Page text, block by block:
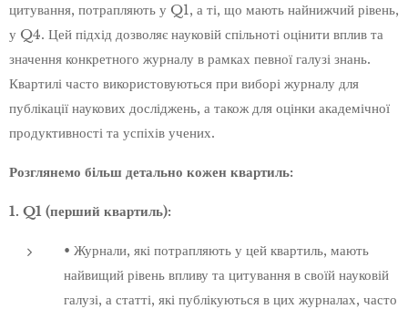
цитування, потрапляють у Q1, а ті, що мають найнижчий рівень,
у Q4. Цей підхід дозволяє науковій спільноті оцінити вплив та
значення конкретного журналу в рамках певної галузі знань.
Квартилі часто використовуються при виборі журналу для
публікації наукових досліджень, а також для оцінки академічної
продуктивності та успіхів учених.
Розглянемо більш детально кожен квартиль:
1. Q1 (перший квартиль):
• Журнали, які потрапляють у цей квартиль, мають
найвищий рівень впливу та цитування в своїй науковій
галузі, а статті, які публікуються в цих журналах, часто